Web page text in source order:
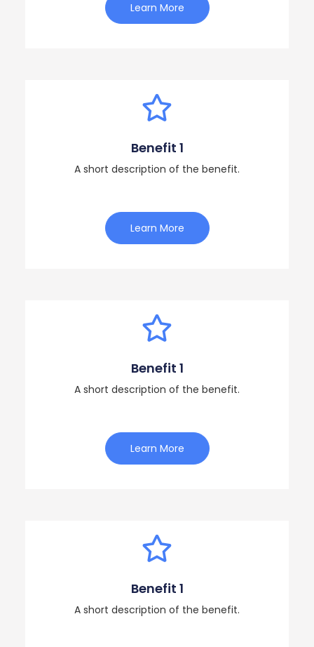
Learn More
Benefit 1
A short description of the benefit.
Learn More
Benefit 1
A short description of the benefit.
Learn More
Benefit 1
A short description of the benefit.